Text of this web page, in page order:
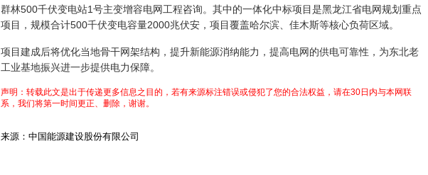
群林500千伏变电站1号主变增容电网工程咨询。其中的一体化中标项目是黑龙江省电网规划重点
项目，规模合计500千伏变电容量2000兆伏安，项目覆盖哈尔滨、佳木斯等核心负荷区域。
项目建成后将优化当地骨干网架结构，提升新能源消纳能力，提高电网的供电可靠性，为东北老
工业基地振兴进一步提供电力保障。
声明：转载此文是出于传递更多信息之目的，若有来源标注错误或侵犯了您的合法权益，请在30日内与本网联
系，我们将第一时间更正、删除，谢谢。
来源：中国能源建设股份有限公司